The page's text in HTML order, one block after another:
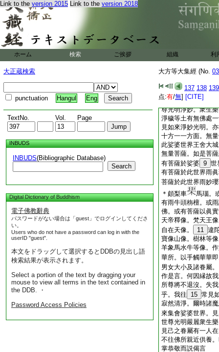
Link to the version 2015 Link to the version 2018
ホーム 検索 ご挨拶 組織 利
大正蔵検索
punctuation Hangul Eng
TextNo. Vol. Page
INBUDS
INBUDS(Bibliographic Database)
Search
Digital Dictionary of Buddhism
電子佛教辭典
パスワードがない場合は「guest」でログインしてくださ
い。
Users who do not have a password can log in with the
userID "guest".
本文をドラッグして選択するとDDBの見出し語
検索結果が表示されます。
Select a portion of the text by dragging your
mouse to view all terms in the text contained in
the DDB. ・
Password Access Policies
大方等大集經 (No.
137 138 139
点:有/無] [CITE]
若欲離
於惡
若有値遇諸如來
如來大士利衆生
欲摧一切諸魔衆
是偈音聲周遍而聞
至十方無量世界淨
處。一切衆生悉來
瓔珞三昧。入三昧
嚴。猶如 8
未來遍
尊光明淨妙。衆生
淨穢等土有無佛處
見如來淨妙光明。
十方一一方面。無
此娑婆世界王舍大
無量菩薩。如是菩
有菩薩於娑婆 9 世
有菩薩於此世界雨
菩薩於此世界雨妙
＊頗梨車
馬瑙。
有雨牛頭栴檀。或
佛。或有菩薩以眞
天帝釋像。梵天王
自在天像。
11 違
寶像山像。樹林等
羊象馬水牛等像。
華所。以手觸華華
男女大小及諸眷屬
作是言。何因縁故
所尊將不退沒。失
乎。我往
15 常見
寂然清淨。爾時諸
來集會娑婆世界。
世尊光明嚴麗衆生
見己之眷屬有一人
不往佛所親近供養
掌恭敬而説偈言